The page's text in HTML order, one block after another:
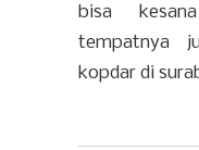
bisa
tempatnya
kopdar di